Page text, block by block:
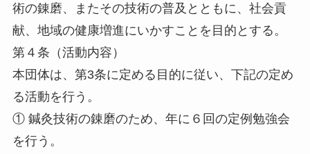
術の錬磨、またその技術の普及とともに、社会貢
献、地域の健康増進にいかすことを目的とする。
第４条（活動内容）
本団体は、第3条に定める目的に従い、下記の定め
る活動を行う。
① 鍼灸技術の錬磨のため、年に６回の定例勉強会
を行う。